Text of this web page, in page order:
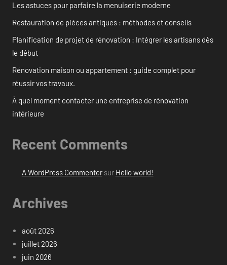
Les astuces pour parfaire la menuiserie moderne
Restauration de pièces antiques : méthodes et conseils
Planification de projet de rénovation : Intégrer les artisans dès
le début
Rénovation maison ou appartement : guide complet pour
réussir vos travaux.
À quel moment contacter une entreprise de rénovation
intérieure
Recent Comments
A WordPress Commentersur Hello world!
Archives
août 2026
juillet 2026
juin 2026